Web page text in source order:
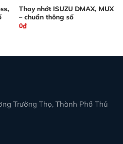
Thay nhớt ISUZU DMAX, MUX
– chuẩn thông số
0₫
Trường Thọ, Thành Phố Thủ